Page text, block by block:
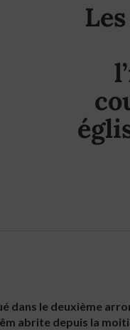
dans le deuxième
abrite depuis la